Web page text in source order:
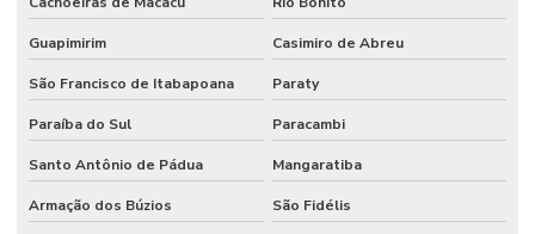
Firesleeve Cerâmica Para Indústria
Firesleeve Fibra De Vidro
Flange Aço Carbono
Flange Aço Carbono Classe 150 Lbs
Flange Inox 304 E 316
Guapimirim Casimiro de Abreu
São Francisco de Itabapoana Paraty
Paraíba do Sul Paracambi
Santo Antônio de Pádua Mangaratiba
Armação dos Búzios São Fidélis